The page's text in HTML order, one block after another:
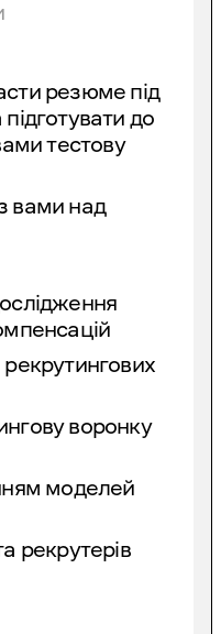
резюме під
до
тестову
вами над
воронку
моделей
рекрутерів